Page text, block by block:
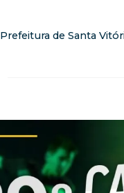
Prefeitura de Santa